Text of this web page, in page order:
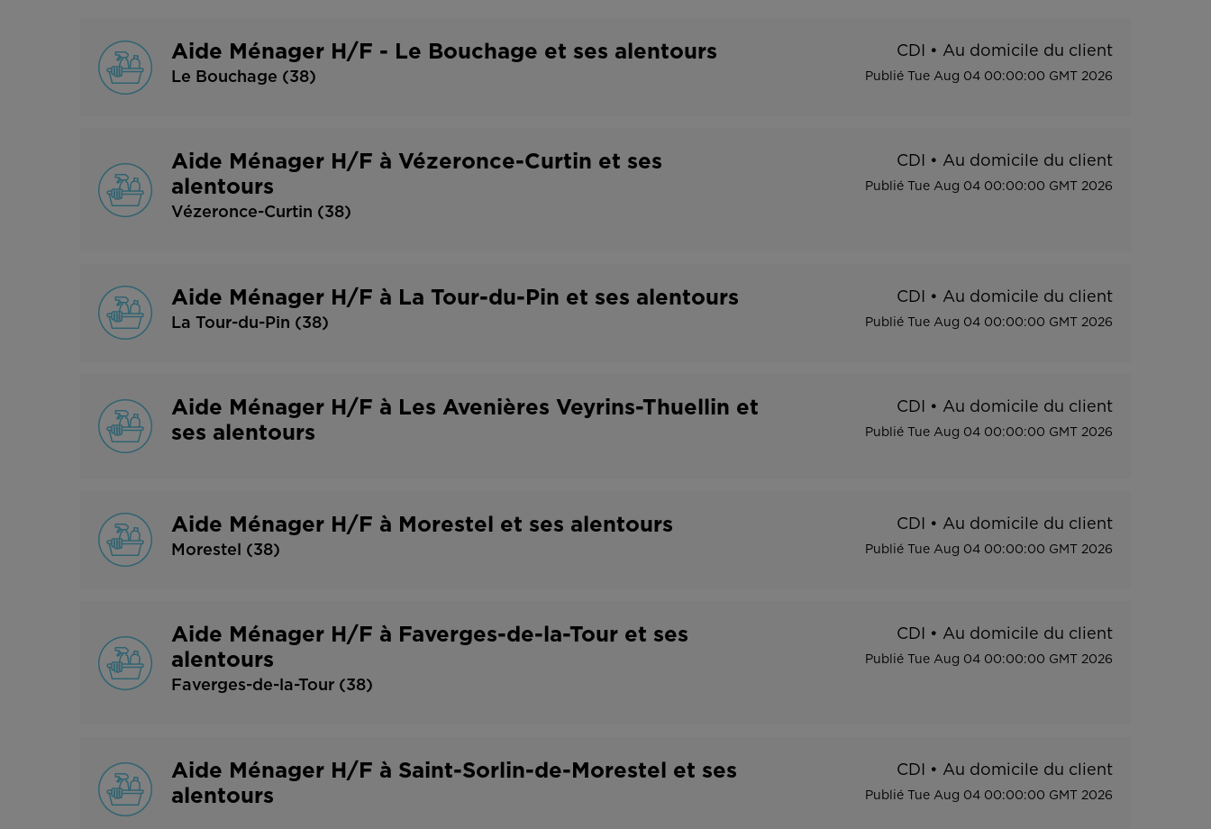
t
t
a
Aide Ménager H/F - Le Bouchage et ses alentours
Le Bouchage (38)
CDI • Au domicile du client
Publié Tue Aug 04 00:00:00 GMT 2026
Aide Ménager H/F à Vézeronce-Curtin et ses
alentours
Vézeronce-Curtin (38)
CDI • Au domicile du client
Publié Tue Aug 04 00:00:00 GMT 2026
Aide Ménager H/F à La Tour-du-Pin et ses alentours
La Tour-du-Pin (38)
CDI • Au domicile du client
Publié Tue Aug 04 00:00:00 GMT 2026
Aide Ménager H/F à Les Avenières Veyrins-Thuellin et
ses alentours
CDI • Au domicile du client
Publié Tue Aug 04 00:00:00 GMT 2026
Aide Ménager H/F à Morestel et ses alentours
Morestel (38)
CDI • Au domicile du client
Publié Tue Aug 04 00:00:00 GMT 2026
Aide Ménager H/F à Faverges-de-la-Tour et ses
alentours
Faverges-de-la-Tour (38)
CDI • Au domicile du client
Publié Tue Aug 04 00:00:00 GMT 2026
Aide Ménager H/F à Saint-Sorlin-de-Morestel et ses
alentours
CDI • Au domicile du client
Publié Tue Aug 04 00:00:00 GMT 2026